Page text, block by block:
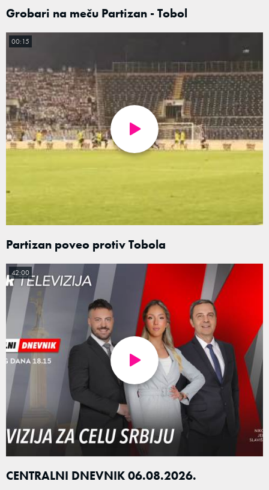
Grobari na meču Partizan - Tobol
Partizan poveo protiv Tobola
00:15
CENTRALNI DNEVNIK 06.08.2026.
42:00